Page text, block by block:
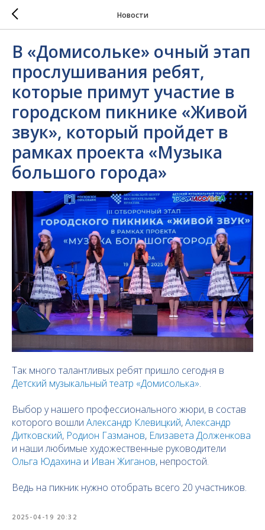
Новости
В «Домисольке» очный этап
прослушивания ребят,
которые примут участие в
городском пикнике «Живой
звук», который пройдет в
рамках проекта «Музыка
большого города»
Так много талантливых ребят пришло сегодня в
Детский музыкальный театр «Домисолька».
Выбор у нашего профессионального жюри, в состав
которого вошли Александр Клевицкий,Александр
Дитковский, Родион Газманов, Елизавета Долженкова
и наши любимые художественные руководители
Ольга Юдахина и Иван Жиганов, непростой.
Ведь на пикник нужно отобрать всего 20 участников.
2025-04-19 20:32